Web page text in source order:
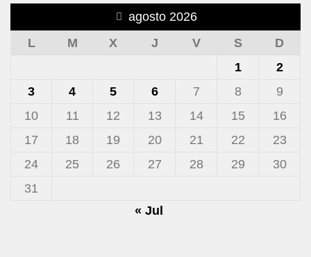
agosto 2026
L
M X J V S
D
1
2
3
4 5 6 7 8
9
10
11 12 13 14 15
16
17
18 19 20 21 22
23
24
25 26 27 28 29
30
31
« Jul